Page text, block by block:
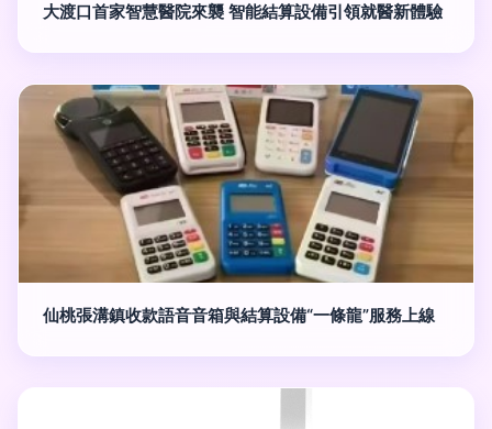
大渡口首家智慧醫院來襲 智能結算設備引領就醫新體驗
仙桃張溝鎮收款語音音箱與結算設備“一條龍”服務上線